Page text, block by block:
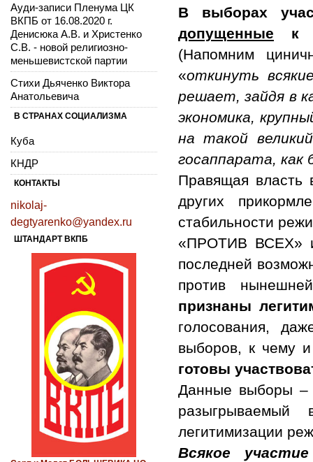
В выборах
допущенные к
(Напомним
«откинуть
решает, зайдя в
экономика,
на такой
госаппарата, как
Правящая власть
других
стабильности
«ПРОТИВ ВСЕХ» и
последней
против
признаны
голосования,
выборов, к чему
готовы
Данные выборы –
разыгрываемый
легитимизации
Всякое
Ауди-записи Пленума ЦК
ВКПБ от 16.08.2020 г.
Денисюка А.В. и Христенко
С.В. - новой религиозно-
меньшевистской партии
Стихи Дьяченко Виктора
Анатольевича
В СТРАНАХ СОЦИАЛИЗМА
Куба
КНДР
КОНТАКТЫ
nikolaj-
degtyarenko@yandex.ru
ШТАНДАРТ ВКПБ